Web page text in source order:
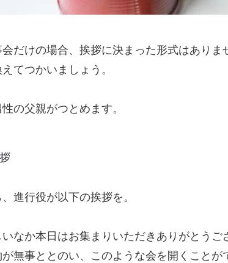
だけの場合、挨拶に決まった形式はあり
てつかいましょう。
性の父親がつとめます。
進行役が以下の挨拶を。
なか本日はお集まりいただきありがとう
が無事ととのい、このような会を開くことが